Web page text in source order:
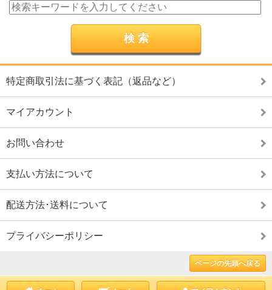
特定商取引法に基づく表記（返品など）
マイアカウント
お問い合わせ
支払い方法について
配送方法･送料について
プライバシーポリシー
ページの先頭へ戻る